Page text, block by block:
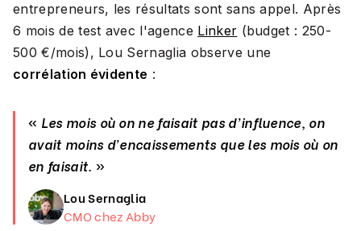
entrepreneurs, les résultats sont sans appel. Après
6 mois de test avec l'agence Linker (budget : 250-
500 €/mois), Lou Sernaglia observe une
corrélation évidente :
« Les mois où on ne faisait pas d'influence, on
avait moins d'encaissements que les mois où on
en faisait. »
Lou Sernaglia
CMO chez Abby